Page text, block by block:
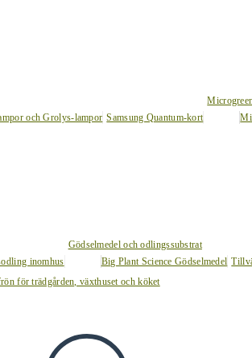
och Grolys-lampor Samsung Quantum-kort
inomhus
Gödselmedel och odlingssubstrat
Big Plant Science Gödselmedel
för trädgården, växthuset och köket